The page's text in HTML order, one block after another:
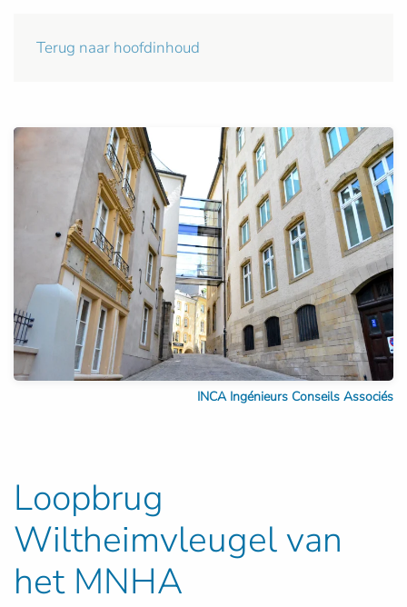
Terug naar hoofdinhoud
INCA Ingénieurs Conseils Associés
Loopbrug
Wiltheimvleugel van
het MNHA